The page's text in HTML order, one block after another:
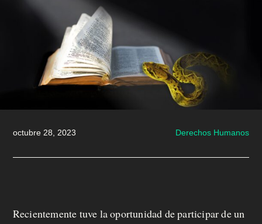
s
s
o
o
a
octubre 28, 2023 Derechos Humanos
Recientemente tuve la oportunidad de participar de un